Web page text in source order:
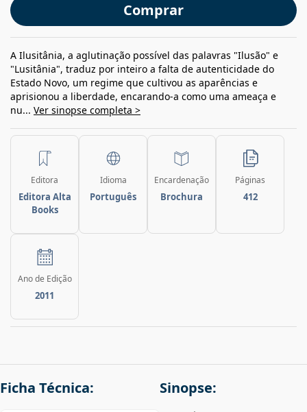
Comprar
A Ilusitânia, a aglutinação possível das palavras "Ilusão" e
"Lusitânia", traduz por inteiro a falta de autenticidade do
Estado Novo, um regime que cultivou as aparências e
aprisionou a liberdade, encarando-a como uma ameaça e
nu... Ver sinopse completa >
Editora
Editora Alta
Books
Idioma
Português
Encardenação
Brochura
Páginas
412
Ano de Edição
2011
Ficha Técnica: Sinopse: